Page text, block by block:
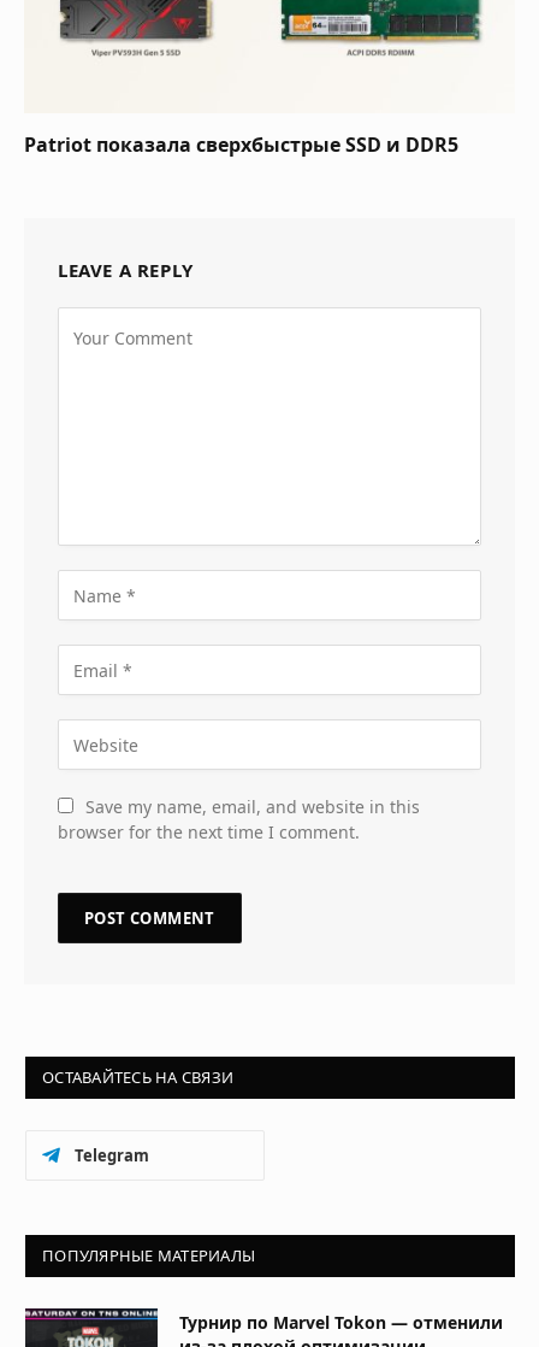
Patriot показала сверхбыстрые SSD и DDR5
LEAVE A REPLY
Save my name, email, and website in this
browser for the next time I comment.
ОСТАВАЙТЕСЬ НА СВЯЗИ
Telegram
ПОПУЛЯРНЫЕ МАТЕРИАЛЫ
Турнир по Marvel Tokon — отменили